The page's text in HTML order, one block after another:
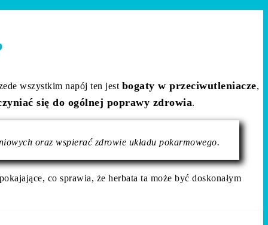
wszystkim napój ten jest bogaty w przeciwutleniacze,
się do ogólnej poprawy zdrowia.
oraz wspierać zdrowie układu pokarmowego.
co sprawia, że herbata ta może być doskonałym